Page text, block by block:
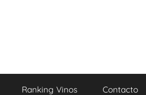
Ranking Vinos Contacto